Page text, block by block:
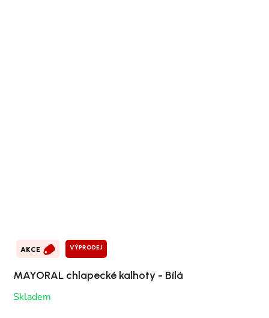
AKCE VÝPRODEJ
MAYORAL chlapecké kalhoty - Bílá
Skladem